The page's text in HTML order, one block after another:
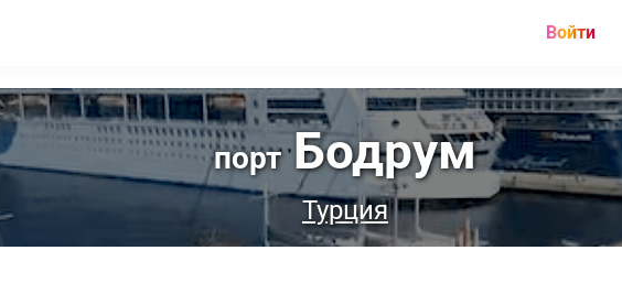
Войти
портБодрум
Турция